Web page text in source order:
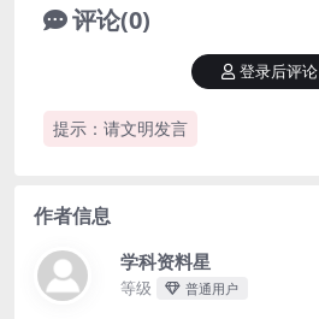
评论(0)
提示：请文明发言
登录后评论
作者信息
学科资料星
等级 普通用户